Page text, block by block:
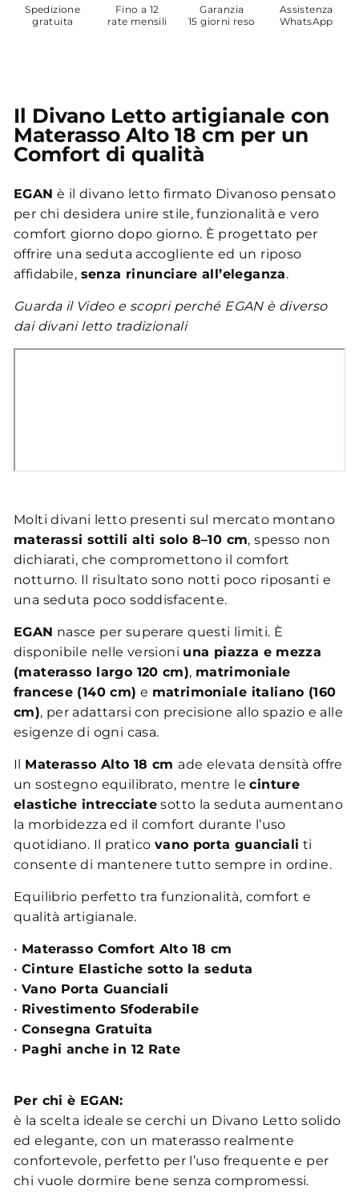
Spedizione
gratuita
Fino a 12
rate mensili
Garanzia
15 giorni reso
Assistenza
WhatsApp
Il Divano Letto artigianale con
Materasso Alto 18 cm per un
Comfort di qualità
EGAN è il divano letto firmato Divanoso pensato
per chi desidera unire stile, funzionalità e vero
comfort giorno dopo giorno. È progettato per
offrire una seduta accogliente ed un riposo
affidabile, senza rinunciare all’eleganza.
Guarda il Video e scopri perché EGAN è diverso
dai divani letto tradizionali
Molti divani letto presenti sul mercato montano
materassi sottili alti solo 8–10 cm, spesso non
dichiarati, che compromettono il comfort
notturno. Il risultato sono notti poco riposanti e
una seduta poco soddisfacente.
EGAN nasce per superare questi limiti. È
disponibile nelle versioni una piazza e mezza
(materasso largo 120 cm), matrimoniale
francese (140 cm) e matrimoniale italiano (160
cm), per adattarsi con precisione allo spazio e alle
esigenze di ogni casa.
Il Materasso Alto 18 cm ade elevata densità offre
un sostegno equilibrato, mentre lecinture
elastiche intrecciate sotto la seduta aumentano
la morbidezza ed il comfort durante l’uso
quotidiano. Il pratico vano porta guanciali ti
consente di mantenere tutto sempre in ordine.
Equilibrio perfetto tra funzionalità, comfort e
qualità artigianale.
• Materasso Comfort Alto 18 cm
• Cinture Elastiche sotto la seduta
• Vano Porta Guanciali
• Rivestimento Sfoderabile
• Consegna Gratuita
• Paghi anche in 12 Rate
Per chi è EGAN:
è la scelta ideale se cerchi un Divano Letto solido
ed elegante, con un materasso realmente
confortevole, perfetto per l’uso frequente e per
chi vuole dormire bene senza compromessi.